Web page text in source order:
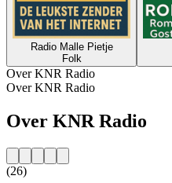
Radio Malle Pietje
Folk
Over KNR Radio
Over KNR Radio
Over KNR Radio
(26)